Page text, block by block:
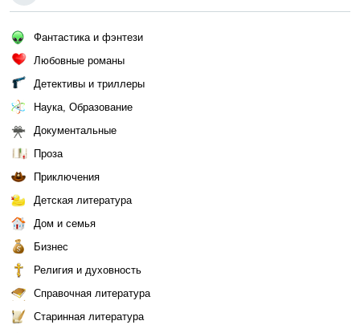
Фантастика и фэнтези
Любовные романы
Детективы и триллеры
Наука, Образование
Документальные
Проза
Приключения
Детская литература
Дом и семья
Бизнес
Религия и духовность
Справочная литература
Старинная литература